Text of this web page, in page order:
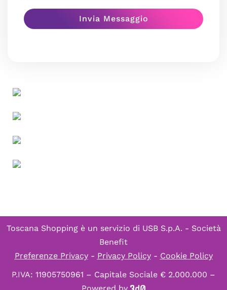
Toscana Shopping è un servizio di USB S.p.A. - Società
Benefit
Preferenze Privacy- Privacy Policy- Cookie Policy
P.IVA: 11905750961 – Capitale Sociale € 2.000.000 –